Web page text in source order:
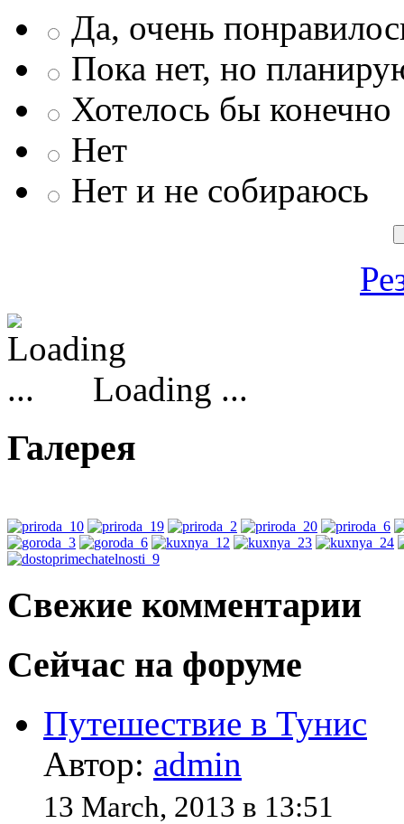
Да, очень
Пока нет, но
Хотелось бы конечно
Нет
Нет и не собираюсь
Loading ...
Галерея
Свежие комментарии
Сейчас на форуме
Путешествие в Тунис
Автор: admin
13 March, 2013 в 13:51